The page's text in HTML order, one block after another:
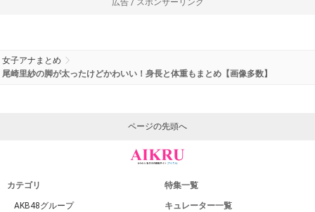
広告 / スポンサーリンク
女子アナまとめ
尾崎里紗の脚が太ったけどかわいい！身長と体重もまとめ【画像多数】
ページの先頭へ
カテゴリ
AKB48グループ
特集一覧
キュレーター一覧